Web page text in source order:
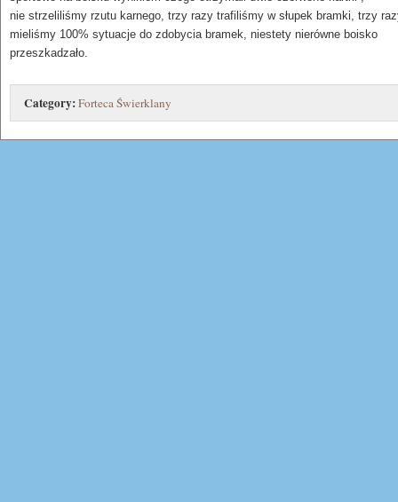
nie strzeliliśmy rzutu karnego, trzy razy trafiliśmy w słupek bramki, trzy
mieliśmy 100% sytuacje do zdobycia bramek, niestety nierówne boisko
przeszkadzało.
Category:Forteca Świerklany